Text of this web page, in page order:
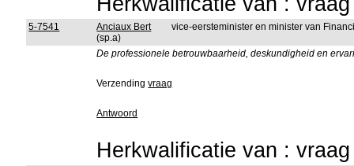
5-7541
Anciaux Bert
(sp.a)
vice-eersteminister en minister van
De professionele betrouwbaarheid, deskundigheid en
Verzendingvraag
Antwoord
Herkwalificatie van :